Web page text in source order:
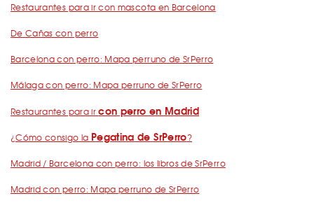
Restaurantes para ir con mascota en Barcelona
De Cañas con perro
Barcelona con perro: Mapa perruno de SrPerro
Málaga con perro: Mapa perruno de SrPerro
Restaurantes para ircon perro en Madrid
¿Cómo consigo la Pegatina de SrPerro?
Madrid / Barcelona con perro: los libros de SrPerro
Madrid con perro: Mapa perruno de SrPerro